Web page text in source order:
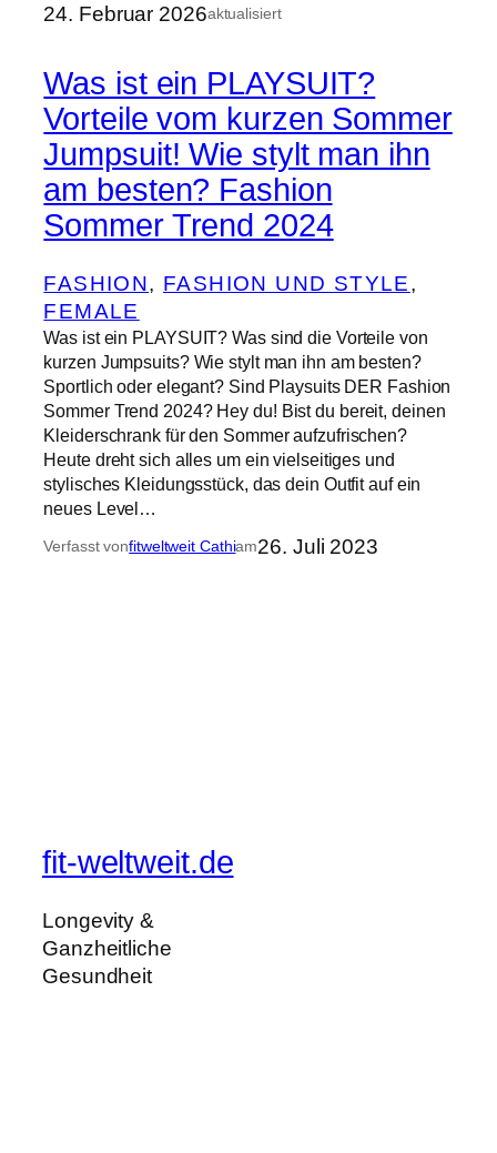
24. Februar 2026aktualisiert
Was ist ein PLAYSUIT?
Vorteile vom kurzen Sommer
Jumpsuit! Wie stylt man ihn
am besten? Fashion
Sommer Trend 2024
FASHION, FASHION UND STYLE
FEMALE
Was ist ein PLAYSUIT? Was sind die Vorteile von
kurzen Jumpsuits? Wie stylt man ihn am besten?
Sportlich oder elegant? Sind Playsuits DER Fashion
Sommer Trend 2024? Hey du! Bist du bereit, deinen
Kleiderschrank für den Sommer aufzufrischen?
Heute dreht sich alles um ein vielseitiges und
stylisches Kleidungsstück, das dein Outfit auf ein
neues Level…
Verfasst vonfitweltweit Cathiam26. Juli 2023
fit-weltweit.de
Longevity &
Ganzheitliche
Gesundheit